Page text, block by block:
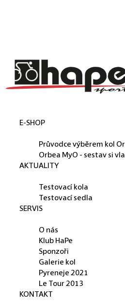
E-SHOP
Průvodce výběrem kol
Orbea MyO - sestav si
AKTUALITY
Testovací kola
Testovací sedla
SERVIS
O nás
Klub HaPe
Sponzoři
Galerie kol
Pyreneje 2021
Le Tour 2013
KONTAKT
C
p